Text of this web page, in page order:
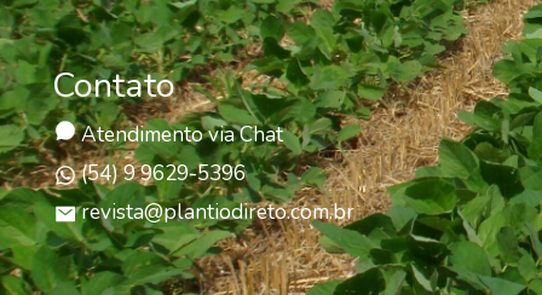
Contato
Atendimento via Chat
(54) 9 9629-5396
revista@plantiodireto.com.br